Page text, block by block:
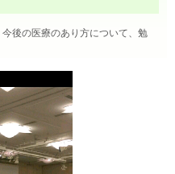
後の医療のあり方について、勉